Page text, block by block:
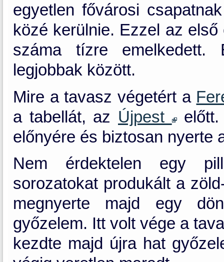
egyetlen fővárosi
közé kerülnie. Ezzel az
száma tízre emelkedett.
legjobbak között.
Mire a tavasz végetért a
a tabellát, az Újpest
előtt.
előnyére és biztosan nyerte
Nem érdektelen egy
sorozatokat produkált a
megnyerte majd egy
győzelem. Itt volt vége a
kezdte majd újra hat